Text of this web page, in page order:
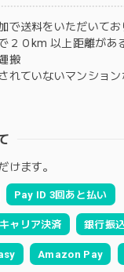
で送料をいただいてお
２０km 以上距離があ
搬
れていないマンション
けます。
Pay ID 3回あと払い
キャリア決済 銀行振
Amazon Pay